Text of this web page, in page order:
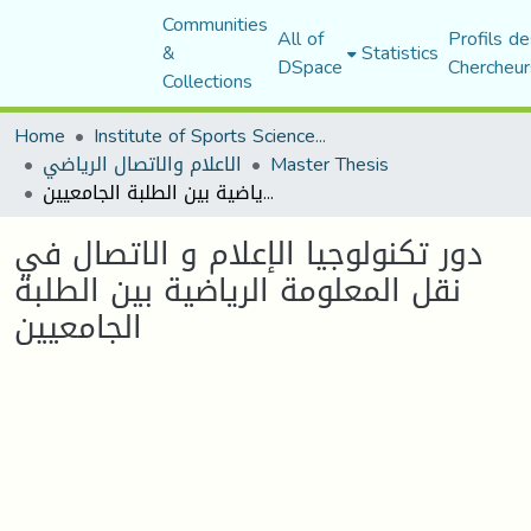
Communities
&
Collections
All of
DSpace Statistics Profils
Home
Institute of Sports Sciences and Techniques
الاعلام والاتصال الرياضي Master Thesis
دور تكنولوجيا الإعلام و الاتصال في نقل المعلومة الرياضية بين الطلبة الجامعيين
دور تكنولوجيا الإعلام و الاتصال في
نقل المعلومة الرياضية بين الطلبة
الجامعيين